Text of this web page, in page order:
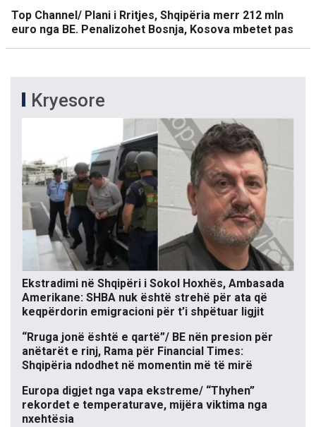
Top Channel/ Plani i Rritjes, Shqipëria merr 212 mln
euro nga BE. Penalizohet Bosnja, Kosova mbetet pas
Kryesore
Ekstradimi në Shqipëri i Sokol Hoxhës, Ambasada
Amerikane: SHBA nuk është strehë për ata që
keqpërdorin emigracioni për t’i shpëtuar ligjit
“Rruga jonë është e qartë”/ BE nën presion për
anëtarët e rinj, Rama për Financial Times:
Shqipëria ndodhet në momentin më të mirë
Europa digjet nga vapa ekstreme/ “Thyhen”
rekordet e temperaturave, mijëra viktima nga
nxehtësia